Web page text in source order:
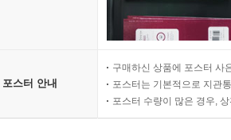
포스터 안내
구매하신 상품에 포스터 사
포스터는 기본적으로 지관
포스터 수량이 많은 경우,